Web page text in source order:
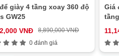
giày 4 tầng xoay 360 độ
GW25
VNĐ
8,890,000 VNĐ
0 đánh giá
Giá